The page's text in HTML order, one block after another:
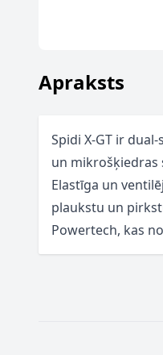
Apraksts
Spidi X-GT ir
un mikrošķiedras
Elastīga un
plaukstu un
Powertech, kas